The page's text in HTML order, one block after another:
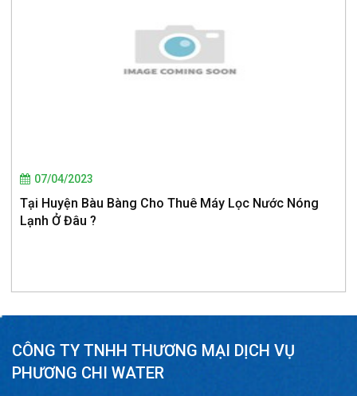
07/04/2023
Tại Huyện Bàu Bàng Cho Thuê Máy Lọc Nước Nóng
Lạnh Ở Đâu ?
CÔNG TY TNHH THƯƠNG MẠI DỊCH VỤ
PHƯƠNG CHI WATER